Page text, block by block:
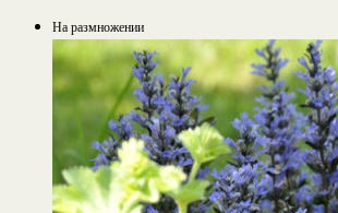
На размножении